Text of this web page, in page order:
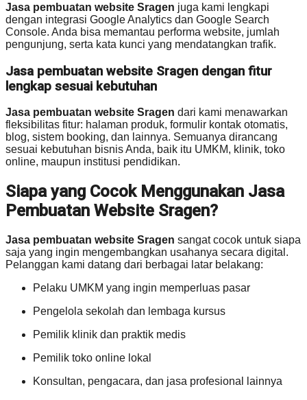
Jasa pembuatan website Sragen juga kami lengkapi
dengan integrasi Google Analytics dan Google Search
Console. Anda bisa memantau performa website, jumlah
pengunjung, serta kata kunci yang mendatangkan trafik.
Jasa pembuatan website Sragen dengan fitur
lengkap sesuai kebutuhan
Jasa pembuatan website Sragen dari kami menawarkan
fleksibilitas fitur: halaman produk, formulir kontak otomatis,
blog, sistem booking, dan lainnya. Semuanya dirancang
sesuai kebutuhan bisnis Anda, baik itu UMKM, klinik, toko
online, maupun institusi pendidikan.
Siapa yang Cocok Menggunakan Jasa
Pembuatan Website Sragen?
Jasa pembuatan website Sragen sangat cocok untuk siapa
saja yang ingin mengembangkan usahanya secara digital.
Pelanggan kami datang dari berbagai latar belakang:
Pelaku UMKM yang ingin memperluas pasar
Pengelola sekolah dan lembaga kursus
Pemilik klinik dan praktik medis
Pemilik toko online lokal
Konsultan, pengacara, dan jasa profesional lainnya